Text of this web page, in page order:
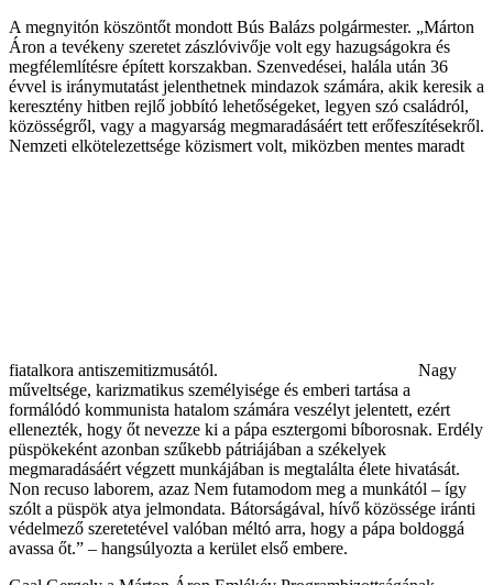
A megnyitón köszöntőt mondott Bús Balázs polgármester. „Márton
Áron a tevékeny szeretet zászlóvivője volt egy hazugságokra és
megfélemlítésre épített korszakban. Szenvedései, halála után 36
évvel is iránymutatást jelenthetnek mindazok számára, akik keresik a
keresztény hitben rejlő jobbító lehetőségeket, legyen szó családról,
közösségről, vagy a magyarság megmaradásáért tett erőfeszítésekről.
Nemzeti elkötelezettsége közismert volt, miközben mentes maradt
fiatalkora antiszemitizmusától.
Nagy
műveltsége, karizmatikus személyisége és emberi tartása a
formálódó kommunista hatalom számára veszélyt jelentett, ezért
ellenezték, hogy őt nevezze ki a pápa esztergomi bíborosnak. Erdély
püspökeként azonban szűkebb pátriájában a székelyek
megmaradásáért végzett munkájában is megtalálta élete hivatását.
Non recuso laborem, azaz Nem futamodom meg a munkától – így
szólt a püspök atya jelmondata. Bátorságával, hívő közössége iránti
védelmező szeretetével valóban méltó arra, hogy a pápa boldoggá
avassa őt.” – hangsúlyozta a kerület első embere.